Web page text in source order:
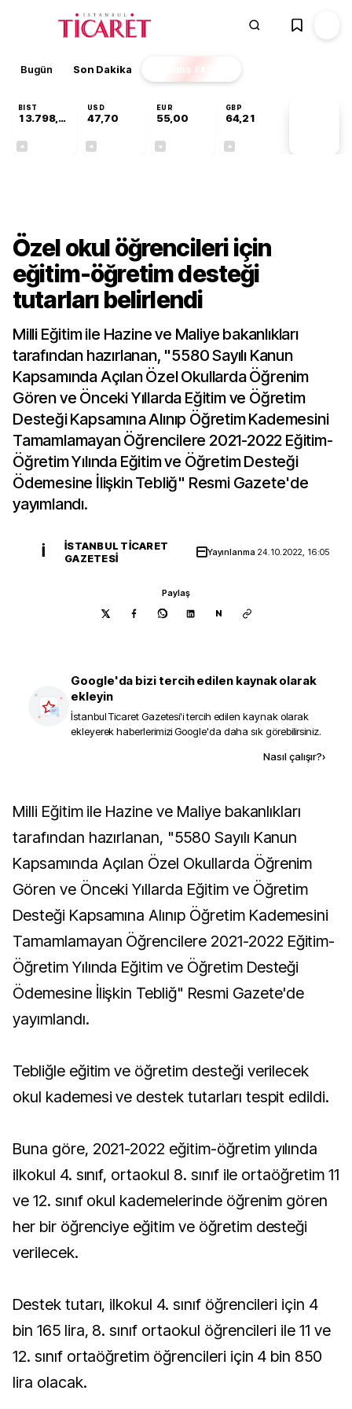
Bugün Son Dakika Finans EKSTRA
BIST
13.798,82
USD
47,70
EUR
55,00
GBP
64,21
Özel okul öğrencileri için
eğitim-öğretim desteği
tutarları belirlendi
Milli Eğitim ile Hazine ve Maliye bakanlıkları
tarafından hazırlanan, "5580 Sayılı Kanun
Kapsamında Açılan Özel Okullarda Öğrenim
Gören ve Önceki Yıllarda Eğitim ve Öğretim
Desteği Kapsamına Alınıp Öğretim Kademesini
Tamamlamayan Öğrencilere 2021-2022 Eğitim-
Öğretim Yılında Eğitim ve Öğretim Desteği
Ödemesine İlişkin Tebliğ" Resmi Gazete'de
yayımlandı.
İ
İSTANBUL TICARET
GAZETESI
Yayınlanma 24.10.2022, 16:05
Paylaş
N
Google'da bizi tercih edilen kaynak olarak
ekleyin
İstanbul Ticaret Gazetesi'i tercih edilen kaynak olarak
ekleyerek haberlerimizi Google'da daha sık görebilirsiniz.
Nasıl çalışır?›
Milli Eğitim ile Hazine ve Maliye bakanlıkları
tarafından hazırlanan, "5580 Sayılı Kanun
Kapsamında Açılan Özel Okullarda Öğrenim
Gören ve Önceki Yıllarda Eğitim ve Öğretim
Desteği Kapsamına Alınıp Öğretim Kademesini
Tamamlamayan Öğrencilere 2021-2022 Eğitim-
Öğretim Yılında Eğitim ve Öğretim Desteği
Ödemesine İlişkin Tebliğ" Resmi Gazete'de
yayımlandı.
Tebliğle eğitim ve öğretim desteği verilecek
okul kademesi ve destek tutarları tespit edildi.
Buna göre, 2021-2022 eğitim-öğretim yılında
ilkokul 4. sınıf, ortaokul 8. sınıf ile ortaöğretim 11
ve 12. sınıf okul kademelerinde öğrenim gören
her bir öğrenciye eğitim ve öğretim desteği
verilecek.
Destek tutarı, ilkokul 4. sınıf öğrencileri için 4
bin 165 lira, 8. sınıf ortaokul öğrencileri ile 11 ve
12. sınıf ortaöğretim öğrencileri için 4 bin 850
lira olacak.